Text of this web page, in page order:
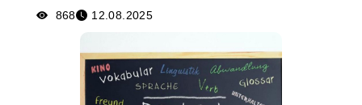
868 12.08.2025